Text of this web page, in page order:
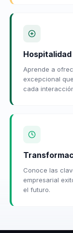
Hospitalidad
Aprende a
excepcional
cada
Conoce las
empresarial
el futuro.